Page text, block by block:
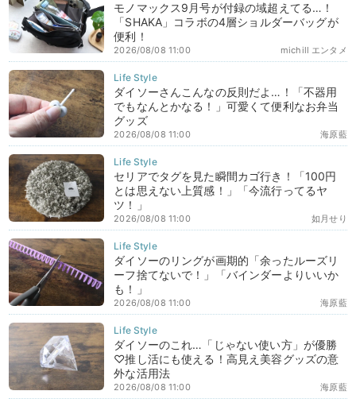
モノマックス9月号が付録の域超えてる…！
「SHAKA」コラボの4層ショルダーバッグが
便利！
michill エンタメ
2026/08/08 11:00
ダイソーさんこんなの反則だよ…！「不器用
でもなんとかなる！」可愛くて便利なお弁当
グッズ
海原藍
2026/08/08 11:00
セリアでタグを見た瞬間カゴ行き！「100円
とは思えない上質感！」「今流行ってるヤ
ツ！」
如月せり
2026/08/08 11:00
ダイソーのリングが画期的「余ったルーズリ
ーフ捨てないで！」「バインダーよりいいか
も！」
海原藍
2026/08/08 11:00
ダイソーのこれ…「じゃない使い方」が優勝
♡推し活にも使える！高見え美容グッズの意
外な活用法
海原藍
2026/08/08 11:00